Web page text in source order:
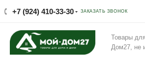
+7 (924) 410-33-30 ЗАКАЗАТЬ ЗВОНОК
Товары
Дом27, не